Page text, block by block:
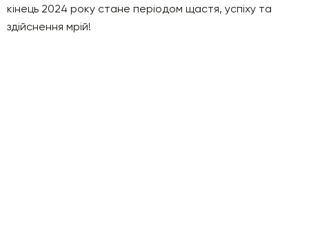
кінець 2024 року стане періодом щастя, успіху та
здійснення мрій!